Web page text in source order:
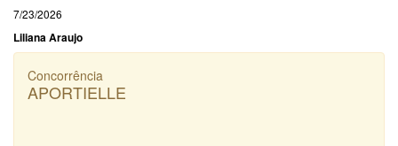
7/23/2026
Liliana Araujo
Concorrência
APORTIELLE